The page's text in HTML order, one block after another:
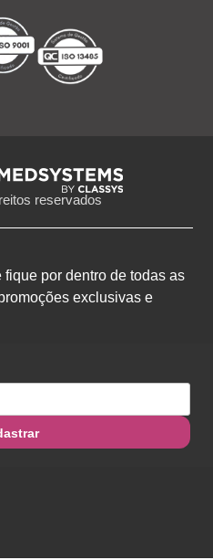
reservados
por dentro de todas as
exclusivas e